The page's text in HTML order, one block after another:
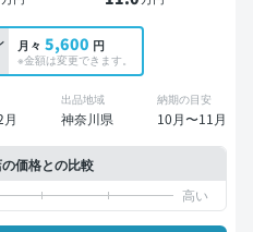
月々 5,600 円
※金額は変更できます。
出品地域
神奈川県
納期の目安
10月〜11月
価格との比較